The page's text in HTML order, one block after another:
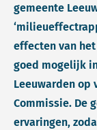
gemeente
effecten van
goed mogelijk
Leeuwarden op
Commissie. De
ervaringen,